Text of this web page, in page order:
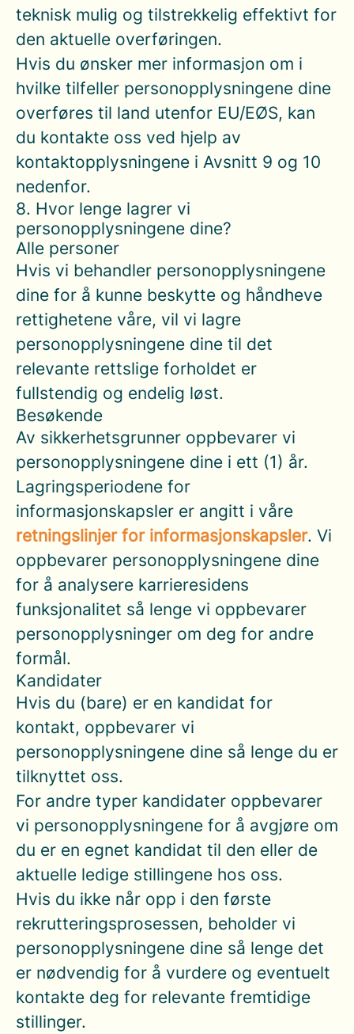
teknisk mulig og tilstrekkelig effektivt for
den aktuelle overføringen.
Hvis du ønsker mer informasjon om i
hvilke tilfeller personopplysningene dine
overføres til land utenfor EU/EØS, kan
du kontakte oss ved hjelp av
kontaktopplysningene i Avsnitt 9 og 10
nedenfor.
8. Hvor lenge lagrer vi
personopplysningene dine?
Alle personer
Hvis vi behandler personopplysningene
dine for å kunne beskytte og håndheve
rettighetene våre, vil vi lagre
personopplysningene dine til det
relevante rettslige forholdet er
fullstendig og endelig løst.
Besøkende
Av sikkerhetsgrunner oppbevarer vi
personopplysningene dine i ett (1) år.
Lagringsperiodene for
informasjonskapsler er angitt i våre
retningslinjer for informasjonskapsler. Vi
oppbevarer personopplysningene dine
for å analysere karrieresidens
funksjonalitet så lenge vi oppbevarer
personopplysninger om deg for andre
formål.
Kandidater
Hvis du (bare) er en kandidat for
kontakt, oppbevarer vi
personopplysningene dine så lenge du er
tilknyttet oss.
For andre typer kandidater oppbevarer
vi personopplysningene for å avgjøre om
du er en egnet kandidat til den eller de
aktuelle ledige stillingene hos oss.
Hvis du ikke når opp i den første
rekrutteringsprosessen, beholder vi
personopplysningene dine så lenge det
er nødvendig for å vurdere og eventuelt
kontakte deg for relevante fremtidige
stillinger.